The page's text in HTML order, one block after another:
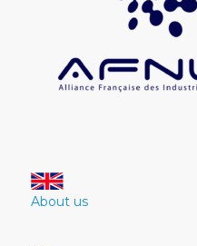
About us